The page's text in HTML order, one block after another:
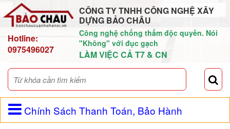
Hotline:
0975496027
CÔNG TY TNHH CÔNG NGHỆ XÂY
DỰNG BẢO CHÂU
Công nghệ chống thấm độc quyền. Nói
"Không" với đục gạch
LÀM VIỆC CẢ T7 & CN
Chính Sách Thanh Toán, Bảo Hành